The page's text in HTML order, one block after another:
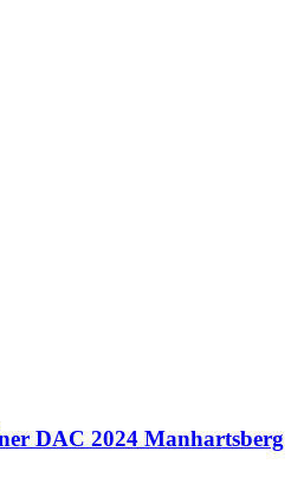
DAC 2024 Manhartsberg